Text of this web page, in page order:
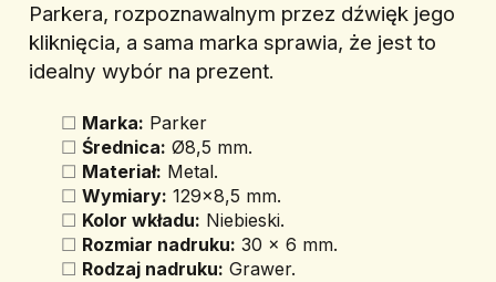
Parkera, rozpoznawalnym przez dźwięk jego
kliknięcia, a sama marka sprawia, że jest to
idealny wybór na prezent.
Marka: Parker
Średnica: Ø8,5 mm.
Materiał: Metal.
Wymiary: 129x8,5 mm.
Kolor wkładu: Niebieski.
Rozmiar nadruku: 30 x 6 mm.
Rodzaj nadruku: Grawer.